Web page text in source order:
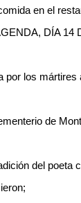
en el
DÍA 14
por los
de
del